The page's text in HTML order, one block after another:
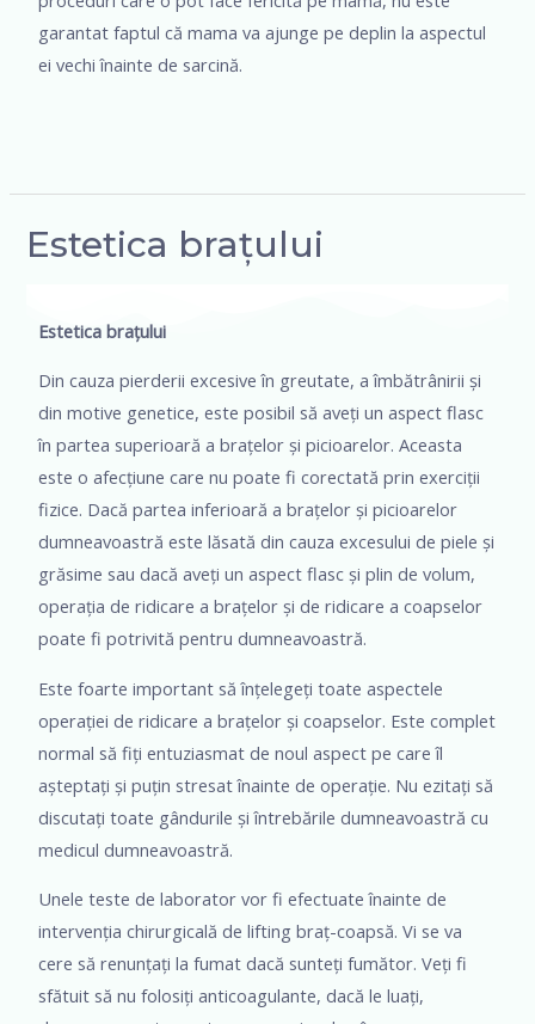
garantat faptul că mama va ajunge pe deplin la aspectul
ei vechi înainte de sarcină.
Estetica brațului
Estetica brațului
Din cauza pierderii excesive în greutate, a îmbătrânirii și
din motive genetice, este posibil să aveți un aspect flasc
în partea superioară a brațelor și picioarelor. Aceasta
este o afecțiune care nu poate fi corectată prin exerciții
fizice. Dacă partea inferioară a brațelor și picioarelor
dumneavoastră este lăsată din cauza excesului de piele și
grăsime sau dacă aveți un aspect flasc și plin de volum,
operația de ridicare a brațelor și de ridicare a coapselor
poate fi potrivită pentru dumneavoastră.
Este foarte important să înțelegeți toate aspectele
operației de ridicare a brațelor și coapselor. Este complet
normal să fiți entuziasmat de noul aspect pe care îl
așteptați și puțin stresat înainte de operație. Nu ezitați să
discutați toate gândurile și întrebările dumneavoastră cu
medicul dumneavoastră.
Unele teste de laborator vor fi efectuate înainte de
intervenția chirurgicală de lifting braț-coapsă. Vi se va
cere să renunțați la fumat dacă sunteți fumător. Veți fi
sfătuit să nu folosiți anticoagulante, dacă le luați,